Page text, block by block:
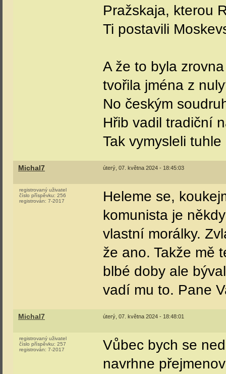
Pražskaja, kterou
Ti postavili
A že to byla
tvořila jména z
No českým
Hřib vadil tradiční
Tak vymysleli
Michal7 úterý, 07. května 2024 - 18:45:03
registrovaný uživatel
číslo příspěvku: 256
registrován: 7-2017
Heleme se,
komunista je
vlastní morálky.
že ano. Takže mě
blbé doby ale
vadí mu to. Pane
Michal7 úterý, 07. května 2024 - 18:48:01
registrovaný uživatel
číslo příspěvku: 257
registrován: 7-2017
Vůbec bych se
navrhne